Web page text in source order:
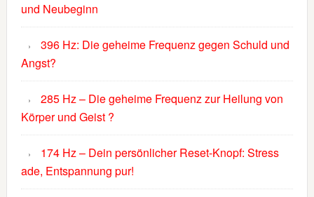
und Neubeginn
396 Hz: Die geheime Frequenz gegen Schuld und
Angst?
285 Hz – Die geheime Frequenz zur Heilung von
Körper und Geist ?
174 Hz – Dein persönlicher Reset-Knopf: Stress
ade, Entspannung pur!